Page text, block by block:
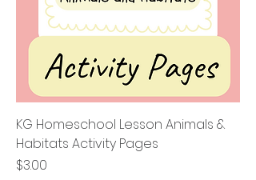
KG Homeschool Lesson Animals &
Habitats Activity Pages
価格
$3.00